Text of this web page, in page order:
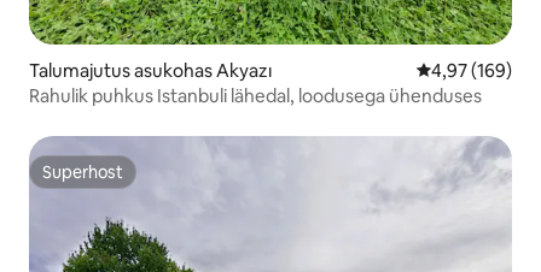
Talumajutus asukohas Akyazı Keskmine
4,97 (169)
Rahulik puhkus Istanbuli lähedal, loodusega ühenduses
Superhost
Superhost